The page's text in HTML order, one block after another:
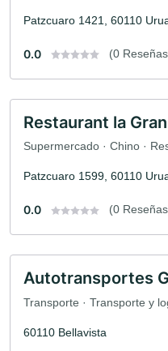
Patzcuaro 1421, 60110
0.0 (0
Restaurant la
Supermercado · Chino ·
Patzcuaro 1599, 60110
0.0 (0
Autotransportes
Transporte · Transporte y
60110 Bellavista